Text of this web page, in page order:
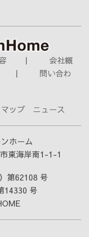
｜ 会社概
｜ 問い合わ
ップ ニュース
ホーム
東海岸南1-1-1
第62108 号
14330 号